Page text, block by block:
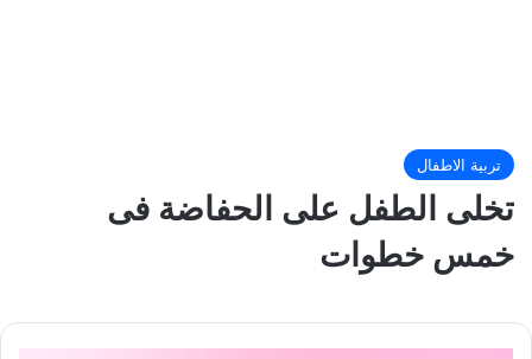
تربية الاطفال
تخلى الطفل على الحفاضة فى
خمس خطوات